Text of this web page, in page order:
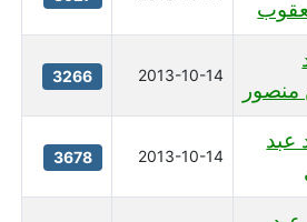
2013-10-14
3266
عبد
2013-10-14
3678